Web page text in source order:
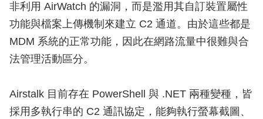
非利用 AirWatch 的漏洞，而是濫用其自訂裝置屬性
功能與檔案上傳機制來建立 C2 通道。由於這些都是
MDM 系統的正常功能，因此在網路流量中很難與合
法管理活動區分。
Airstalk 目前存在 PowerShell 與 .NET 兩種變種，皆
採用多執行串的 C2 通訊協定，能夠執行螢幕截圖、